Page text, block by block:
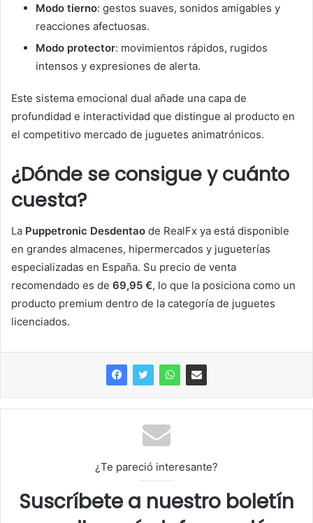
Modo tierno: gestos suaves, sonidos amigables y
reacciones afectuosas.
Modo protector: movimientos rápidos, rugidos
intensos y expresiones de alerta.
Este sistema emocional dual añade una capa de
profundidad e interactividad que distingue al producto en
el competitivo mercado de juguetes animatrónicos.
¿Dónde se consigue y cuánto
cuesta?
La Puppetronic Desdentao de RealFx ya está disponible
en grandes almacenes, hipermercados y jugueterías
especializadas en España. Su precio de venta
recomendado es de 69,95 €, lo que la posiciona como un
producto premium dentro de la categoría de juguetes
licenciados.
¿Te pareció interesante?
Suscríbete a nuestro boletín